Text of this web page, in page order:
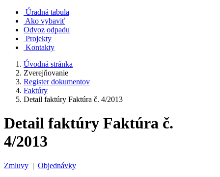
Úradná tabula
Ako vybaviť
Odvoz odpadu
Projekty
Kontakty
Úvodná stránka
Zverejňovanie
Register dokumentov
Faktúry
Detail faktúry Faktúra č. 4/2013
Detail faktúry Faktúra č.
4/2013
Zmluvy | Objednávky